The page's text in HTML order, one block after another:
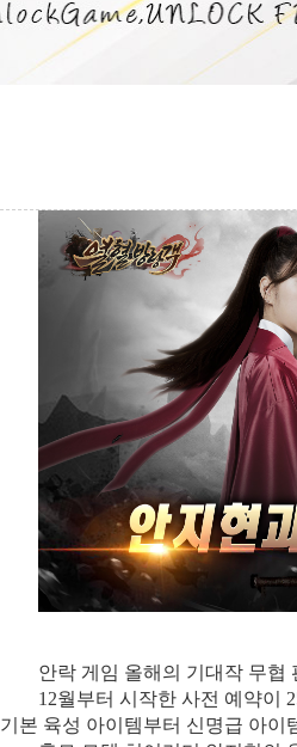
안락 게임 올해의 기대작 무협
12월부터 시작한 사전 예약이
기본 육성 아이템부터 신명급 아이